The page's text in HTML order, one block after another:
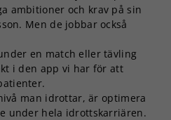
ambitioner och krav på sin
Men de jobbar också
en match eller tävling
i den app vi har för att
man idrottar, är optimera
under hela idrottskarriären.